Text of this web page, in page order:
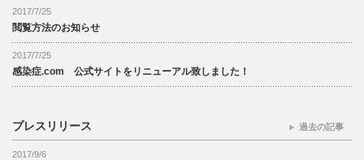
2017/7/25
閲覧方法のお知らせ
2017/7/25
感染症.com 公式サイトをリニューアル致しました！
プレスリリース
2017/9/6
過去の記事